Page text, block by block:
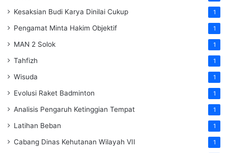
Kesaksian Budi Karya Dinilai Cukup 1
Pengamat Minta Hakim Objektif 1
MAN 2 Solok 1
Tahfizh 1
Wisuda 1
Evolusi Raket Badminton 1
Analisis Pengaruh Ketinggian Tempat 1
Latihan Beban 1
Cabang Dinas Kehutanan Wilayah VII 1